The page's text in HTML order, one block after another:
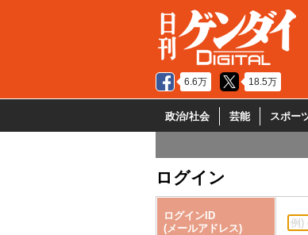
6.6万 18.5万
政治/社会 芸能 スポー
ログイン
ログインID
(メールアドレス)